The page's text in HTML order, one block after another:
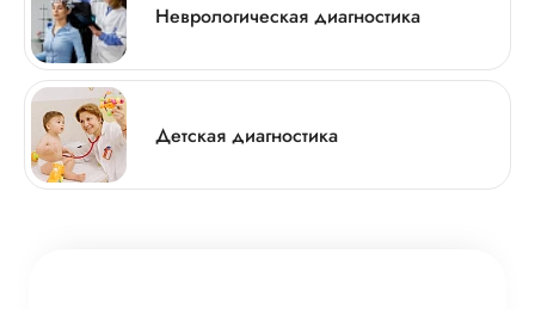
Неврологическая диагностика
Детская диагностика